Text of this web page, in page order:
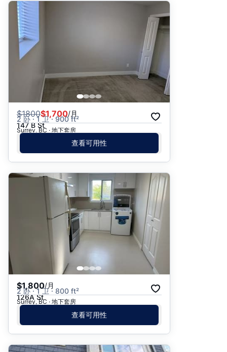
$1800$1,700/月
2 卧 · 1 卫 · 900 ft²
147 B St
Surrey, BC · 地下套房
查看可用性
$1,800/月
2 卧 · 1 卫 · 800 ft²
126A St
Surrey, BC · 地下套房
查看可用性